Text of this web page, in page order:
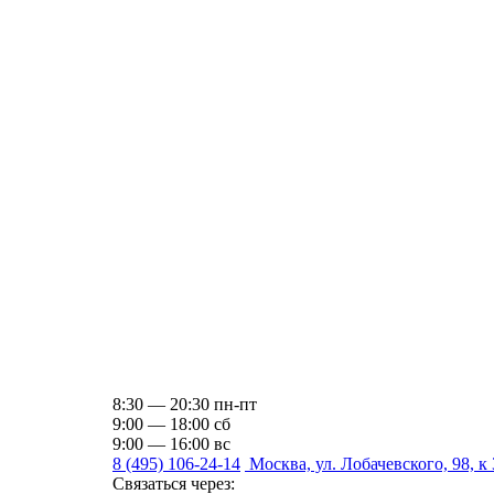
8:30 — 20:30 пн-пт
9:00 — 18:00 сб
9:00 — 16:00 вс
8 (495) 106-24-14 Москва, ул. Лобачевского, 98, к
Связаться через: